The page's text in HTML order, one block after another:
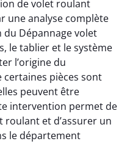
de volet roulant
une analyse complète
du Dépannage volet
le tablier et le système
l’origine du
pièces sont
peuvent être
intervention permet de
et d’assurer un
le département